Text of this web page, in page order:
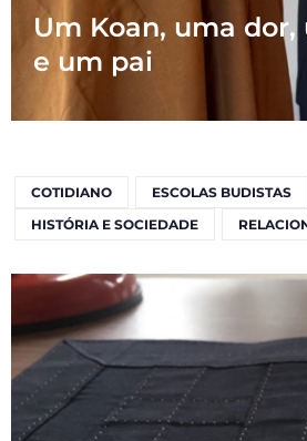
Um Koan, uma
e um pai
COTIDIANO
ESCOLAS BUDISTAS
HISTÓRIA E SOCIEDADE